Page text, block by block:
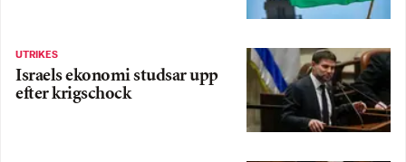
UTRIKES
Israels ekonomi studsar upp
efter krigschock